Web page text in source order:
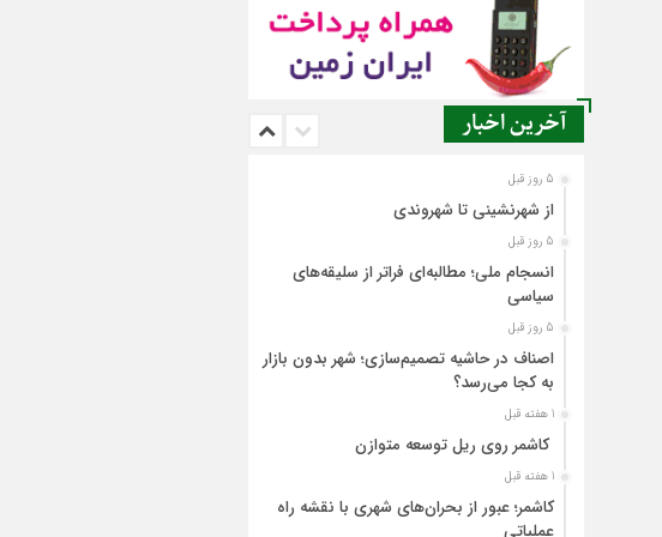
آخرین اخبار
5 روز قبل
از شهرنشینی تا شهروندی
5 روز قبل
انسجام ملی؛ مطالبه‌ای فراتر از سلیقه‌های
سیاسی
5 روز قبل
اصناف در حاشیه تصمیم‌سازی؛ شهر بدون بازار
به کجا می‌رسد؟
1 هفته قبل
کاشمر روی ریل توسعه متوازن
1 هفته قبل
کاشمر؛ عبور از بحران‌های شهری با نقشه راه
عملیاتی